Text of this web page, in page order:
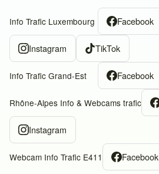
Info Trafic Luxembourg Facebook
Instagram TikTok
Info Trafic Grand-Est Facebook
Rhône-Alpes Info & Webcams trafic
Instagram
Webcam Info Trafic E411 Facebook